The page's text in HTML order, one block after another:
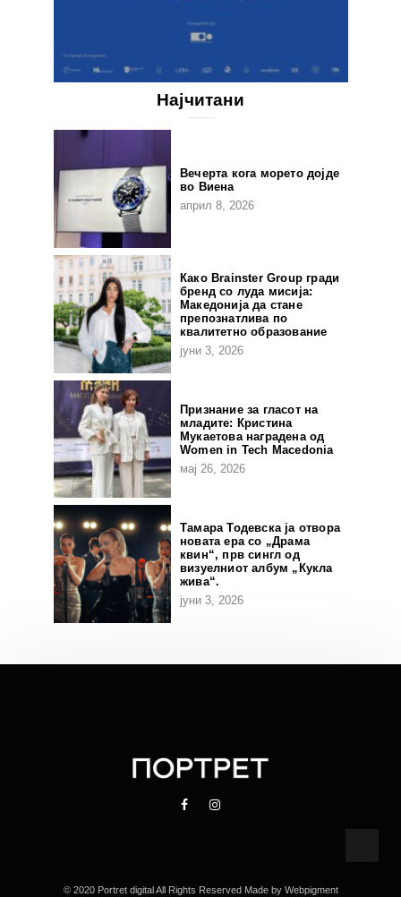
Најчитани
Вечерта кога морето дојде
во Виена
април 8, 2026
Како Brainster Group гради
бренд со луда мисија:
Македонија да стане
препознатлива по
квалитетно образование
јуни 3, 2026
Признание за гласот на
младите: Кристина
Мукаетова наградена од
Women in Tech Macedonia
мај 26, 2026
Тамара Тодевска ја отвора
новата ера со „Драма
квин“, прв сингл од
визуелниот албум „Кукла
жива“.
јуни 3, 2026
© 2020 Portret digital All Rights Reserved Made by Webpigment